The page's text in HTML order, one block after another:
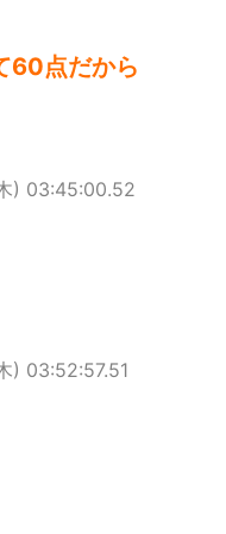
60点だから
) 03:45:00.52
) 03:52:57.51